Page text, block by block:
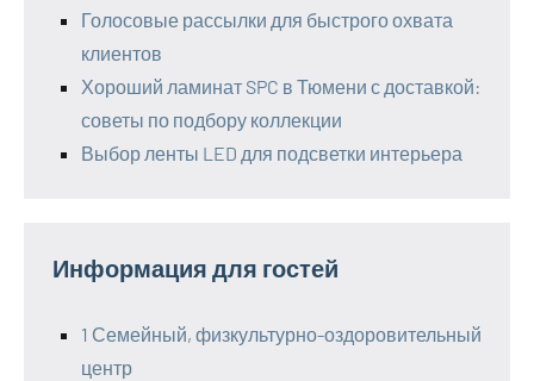
Голосовые рассылки для быстрого охвата
клиентов
Хороший ламинат SPC в Тюмени с доставкой:
советы по подбору коллекции
Выбор ленты LED для подсветки интерьера
Информация для гостей
1 Семейный, физкультурно-оздоровительный
центр